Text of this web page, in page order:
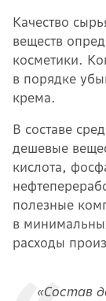
Качество
веществ
косметики.
в порядке
крема.
В составе
дешевые
кислота,
полезные
в
расходы
«Состав